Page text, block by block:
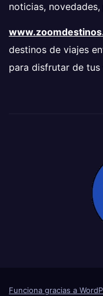
noticias,
destinos de viajes
para disfrutar de
Funciona gracias a